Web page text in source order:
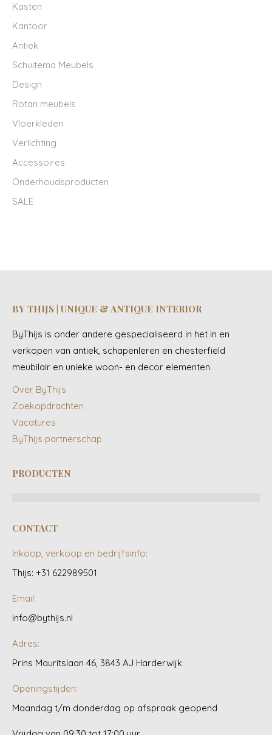
Kasten
Kantoor
Antiek
Schuitema Meubels
Design
Rotan meubels
Vloerkleden
Verlichting
Accessoires
Onderhoudsproducten
SALE
BY THIJS | UNIQUE & ANTIQUE INTERIOR
ByThijs is onder andere gespecialiseerd in het in en
verkopen van antiek, schapenleren en chesterfield
meubilair en unieke woon- en decor elementen.
Over ByThijs
Zoekopdrachten
Vacatures
ByThijs partnerschap
PRODUCTEN
CONTACT
Inkoop, verkoop en bedrijfsinfo:
Thijs: +31 622989501
Email:
info@bythijs.nl
Adres:
Prins Mauritslaan 46, 3843 AJ Harderwijk
Openingstijden:
Maandag t/m donderdag op afspraak geopend